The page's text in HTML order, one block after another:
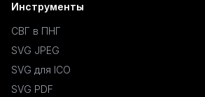
Инструменты
СВГ в ПНГ
SVG JPEG
SVG для ICO
SVG PDF